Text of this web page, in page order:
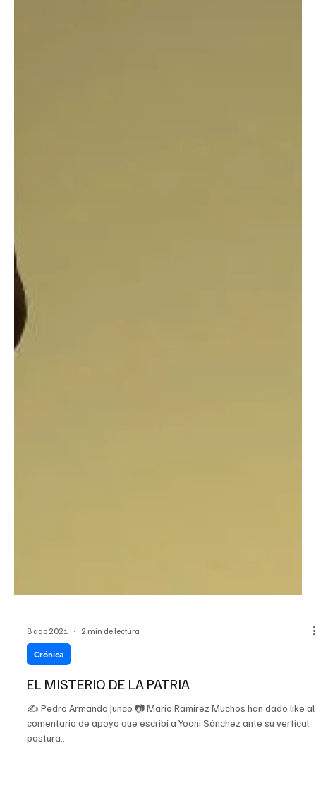
8 ago 2021
Crónica
EL MISTERIO DE LA PATRIA
✍ Pedro Armando Junco 📷 Mario Ramírez Muchos han dado like al